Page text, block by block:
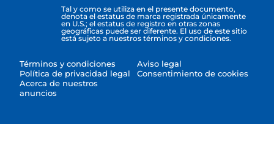
Tal y como se utiliza en el presente documento,
denota el estatus de marca registrada únicamente
en U.S.; el estatus de registro en otras zonas
geográficas puede ser diferente. El uso de este sitio
está sujeto a nuestros términos y condiciones.
Términos y condiciones
Política de privacidad legal
Acerca de nuestros
anuncios
Aviso legal
Consentimiento de cookies